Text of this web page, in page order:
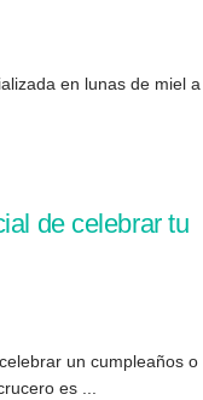
en lunas de miel a
de celebrar tu
un cumpleaños o
es ...